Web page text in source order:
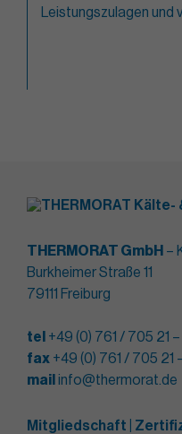
Leistungszulagen und
THERMORAT GmbH –
Burkheimer Straße 11
79111 Freiburg
tel +49 (0) 761 / 705 21
fax +49 (0) 761 / 705 21
mail info@thermorat.de
Mitgliedschaft |